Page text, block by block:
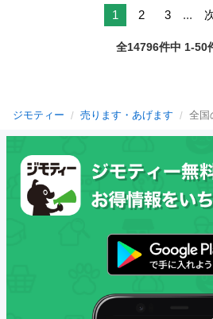
1 2 3 ...
全14796件中 1-50
ジモティー 売ります・あげます 全国